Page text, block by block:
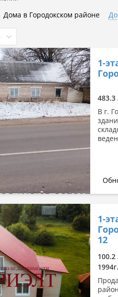
Дома в Городокском районе
большая →
малая →
→ малая
→ большая
1-
В г.
1-
12
1994г.